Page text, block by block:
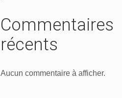
Commentaires
récents
Aucun commentaire à afficher.